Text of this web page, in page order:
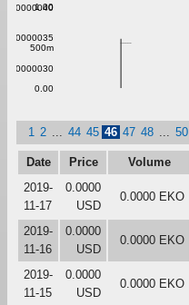
0.0000030
0.0000035
0.0000040
0.00
500m
1.00
1 2 44 45 46 47 48 50
Date Price Volume
2019-
11-17
0.0000
USD
0.0000 EKO
2019-
11-16
0.0000
USD
0.0000 EKO
2019-
11-15
0.0000
USD
0.0000 EKO